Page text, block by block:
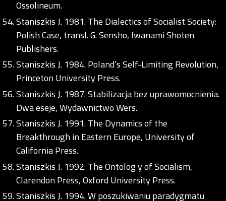
Ossolineum.
Staniszkis J. 1981. The Dialectics of Socialist Society:
Polish Case, transl. G. Sensho, Iwanami Shoten
Publishers.
Staniszkis J. 1984. Poland’s Self-Limiting Revolution,
Princeton University Press.
Staniszkis J. 1987. Stabilizacja bez uprawomocnienia.
Dwa eseje, Wydawnictwo Wers.
Staniszkis J. 1991. The Dynamics of the
Breakthrough in Eastern Europe, University of
California Press.
Staniszkis J. 1992. The Ontolog y of Socialism,
Clarendon Press, Oxford University Press.
Staniszkis J. 1994. W poszukiwaniu paradygmatu